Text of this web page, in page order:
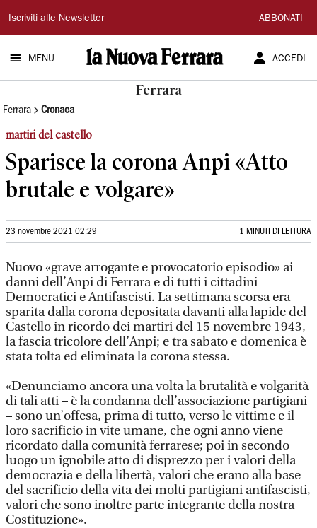
La
Nuova
Ferrara
Iscriviti alle Newsletter ABBONATI
MENU ACCEDI
Ferrara
Ferrara Cronaca
martiri del castello
Sparisce la corona Anpi «Atto
brutale e volgare»
23 novembre 2021 02:29 1 MINUTI DI LETTURA
Nuovo «grave arrogante e provocatorio episodio» ai
danni dell’Anpi di Ferrara e di tutti i cittadini
Democratici e Antifascisti. La settimana scorsa era
sparita dalla corona depositata davanti alla lapide del
Castello in ricordo dei martiri del 15 novembre 1943,
la fascia tricolore dell’Anpi; e tra sabato e domenica è
stata tolta ed eliminata la corona stessa.
«Denunciamo ancora una volta la brutalità e volgarità
di tali atti – è la condanna dell’associazione partigiani
– sono un’offesa, prima di tutto, verso le vittime e il
loro sacrificio in vite umane, che ogni anno viene
ricordato dalla comunità ferrarese; poi in secondo
luogo un ignobile atto di disprezzo per i valori della
democrazia e della libertà, valori che erano alla base
del sacrificio della vita dei molti partigiani antifascisti,
valori che sono inoltre parte integrante della nostra
Costituzione».